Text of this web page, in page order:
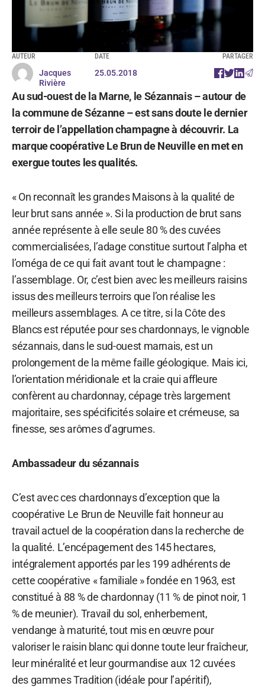
AUTEUR
Jacques
Rivière
DATE
25.05.2018
PARTAGER
Au sud-ouest de la Marne, le Sézannais – autour de
la commune de Sézanne – est sans doute le dernier
terroir de l’appellation champagne à découvrir. La
marque coopérative Le Brun de Neuville en met en
exergue toutes les qualités.
« On reconnaît les grandes Maisons à la qualité de
leur brut sans année ». Si la production de brut sans
année représente à elle seule 80 % des cuvées
commercialisées, l’adage constitue surtout l’alpha et
l’oméga de ce qui fait avant tout le champagne :
l’assemblage. Or, c’est bien avec les meilleurs raisins
issus des meilleurs terroirs que l’on réalise les
meilleurs assemblages. A ce titre, si la Côte des
Blancs est réputée pour ses chardonnays, le vignoble
sézannais, dans le sud-ouest marnais, est un
prolongement de la même faille géologique. Mais ici,
l’orientation méridionale et la craie qui affleure
confèrent au chardonnay, cépage très largement
majoritaire, ses spécificités solaire et crémeuse, sa
finesse, ses arômes d’agrumes.
Ambassadeur du sézannais
C’est avec ces chardonnays d’exception que la
coopérative Le Brun de Neuville fait honneur au
travail actuel de la coopération dans la recherche de
la qualité. L’encépagement des 145 hectares,
intégralement apportés par les 199 adhérents de
cette coopérative « familiale » fondée en 1963, est
constitué à 88 % de chardonnay (11 % de pinot noir, 1
% de meunier). Travail du sol, enherbement,
vendange à maturité, tout mis en œuvre pour
valoriser le raisin blanc qui donne toute leur fraîcheur,
leur minéralité et leur gourmandise aux 12 cuvées
des gammes Tradition (idéale pour l’apéritif),